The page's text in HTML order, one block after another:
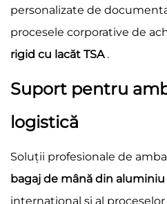
personalizate de
procesele corporative de
rigid cu lacăt TSA .
Suport pentru
logistică
Soluții profesionale de
bagaj de mână din aluminiu
internațional și al